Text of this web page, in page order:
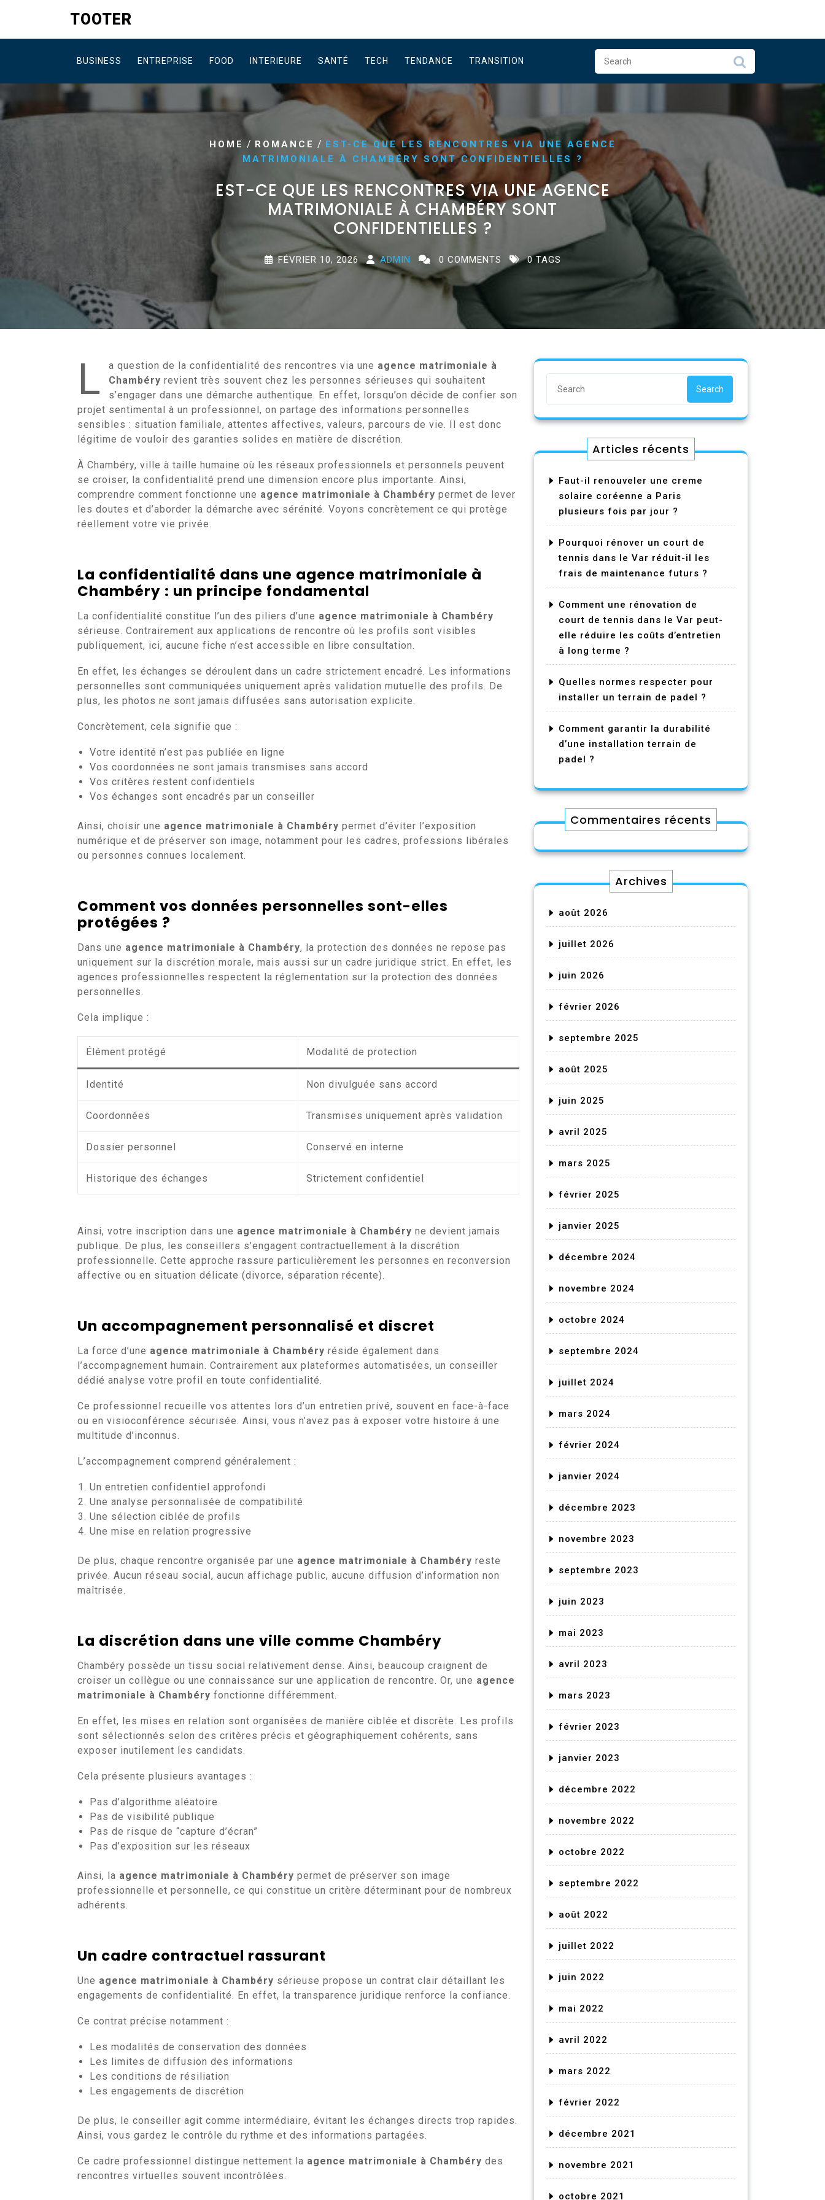
content
TOOTER
BUSINESS ENTREPRISE FOOD INTERIEURE SANTÉ TECH TENDANCE TRANSITION
HOME / ROMANCE / EST-CE QUE LES RENCONTRES VIA UNE AGENCE
MATRIMONIALE À CHAMBÉRY SONT CONFIDENTIELLES ?
EST-CE QUE LES RENCONTRES VIA UNE AGENCE
MATRIMONIALE À CHAMBÉRY SONT
CONFIDENTIELLES ?
FÉVRIER 10, 2026 ADMIN 0 COMMENTS 0 TAGS
L a question de la confidentialité des rencontres via une agence matrimoniale à
Chambéry revient très souvent chez les personnes sérieuses qui souhaitent
s’engager dans une démarche authentique. En effet, lorsqu’on décide de confier son
projet sentimental à un professionnel, on partage des informations personnelles
sensibles : situation familiale, attentes affectives, valeurs, parcours de vie. Il est donc
légitime de vouloir des garanties solides en matière de discrétion.
À Chambéry, ville à taille humaine où les réseaux professionnels et personnels peuvent
se croiser, la confidentialité prend une dimension encore plus importante. Ainsi,
comprendre comment fonctionne une agence matrimoniale à Chambéry permet de lever
les doutes et d’aborder la démarche avec sérénité. Voyons concrètement ce qui protège
réellement votre vie privée.
La confidentialité dans une agence matrimoniale à
Chambéry : un principe fondamental
La confidentialité constitue l’un des piliers d’une agence matrimoniale à Chambéry
sérieuse. Contrairement aux applications de rencontre où les profils sont visibles
publiquement, ici, aucune fiche n’est accessible en libre consultation.
En effet, les échanges se déroulent dans un cadre strictement encadré. Les informations
personnelles sont communiquées uniquement après validation mutuelle des profils. De
plus, les photos ne sont jamais diffusées sans autorisation explicite.
Concrètement, cela signifie que :
Votre identité n’est pas publiée en ligne
Vos coordonnées ne sont jamais transmises sans accord
Vos critères restent confidentiels
Vos échanges sont encadrés par un conseiller
Ainsi, choisir une agence matrimoniale à Chambéry permet d’éviter l’exposition
numérique et de préserver son image, notamment pour les cadres, professions libérales
ou personnes connues localement.
Comment vos données personnelles sont-elles
protégées ?
Dans une agence matrimoniale à Chambéry, la protection des données ne repose pas
uniquement sur la discrétion morale, mais aussi sur un cadre juridique strict. En effet, les
agences professionnelles respectent la réglementation sur la protection des données
personnelles.
Cela implique :
Élément protégé Modalité de protection
Identité Non divulguée sans accord
Coordonnées Transmises uniquement après validation
Dossier personnel Conservé en interne
Historique des échanges Strictement confidentiel
Ainsi, votre inscription dans une agence matrimoniale à Chambéry ne devient jamais
publique. De plus, les conseillers s’engagent contractuellement à la discrétion
professionnelle. Cette approche rassure particulièrement les personnes en reconversion
affective ou en situation délicate (divorce, séparation récente).
Un accompagnement personnalisé et discret
La force d’une agence matrimoniale à Chambéry réside également dans
l’accompagnement humain. Contrairement aux plateformes automatisées, un conseiller
dédié analyse votre profil en toute confidentialité.
Ce professionnel recueille vos attentes lors d’un entretien privé, souvent en face-à-face
ou en visioconférence sécurisée. Ainsi, vous n’avez pas à exposer votre histoire à une
multitude d’inconnus.
L’accompagnement comprend généralement :
Un entretien confidentiel approfondi
Une analyse personnalisée de compatibilité
Une sélection ciblée de profils
Une mise en relation progressive
De plus, chaque rencontre organisée par une agence matrimoniale à Chambéry reste
privée. Aucun réseau social, aucun affichage public, aucune diffusion d’information non
maîtrisée.
La discrétion dans une ville comme Chambéry
Chambéry possède un tissu social relativement dense. Ainsi, beaucoup craignent de
croiser un collègue ou une connaissance sur une application de rencontre. Or, une agence
matrimoniale à Chambéry fonctionne différemment.
En effet, les mises en relation sont organisées de manière ciblée et discrète. Les profils
sont sélectionnés selon des critères précis et géographiquement cohérents, sans
exposer inutilement les candidats.
Cela présente plusieurs avantages :
Pas d’algorithme aléatoire
Pas de visibilité publique
Pas de risque de “capture d’écran”
Pas d’exposition sur les réseaux
Ainsi, la agence matrimoniale à Chambéry permet de préserver son image
professionnelle et personnelle, ce qui constitue un critère déterminant pour de nombreux
adhérents.
Un cadre contractuel rassurant
Une agence matrimoniale à Chambéry sérieuse propose un contrat clair détaillant les
engagements de confidentialité. En effet, la transparence juridique renforce la confiance.
Ce contrat précise notamment :
Les modalités de conservation des données
Les limites de diffusion des informations
Les conditions de résiliation
Les engagements de discrétion
De plus, le conseiller agit comme intermédiaire, évitant les échanges directs trop rapides.
Ainsi, vous gardez le contrôle du rythme et des informations partagées.
Ce cadre professionnel distingue nettement la agence matrimoniale à Chambéry des
rencontres virtuelles souvent incontrôlées.
Search
Articles récents
Faut-il renouveler une creme
solaire coréenne a Paris
plusieurs fois par jour ?
Pourquoi rénover un court de
tennis dans le Var réduit-il les
frais de maintenance futurs ?
Comment une rénovation de
court de tennis dans le Var peut-
elle réduire les coûts d’entretien
à long terme ?
Quelles normes respecter pour
installer un terrain de padel ?
Comment garantir la durabilité
d’une installation terrain de
padel ?
Commentaires récents
Archives
août 2026
juillet 2026
juin 2026
février 2026
septembre 2025
août 2025
juin 2025
avril 2025
mars 2025
février 2025
janvier 2025
décembre 2024
novembre 2024
octobre 2024
septembre 2024
juillet 2024
mars 2024
février 2024
janvier 2024
décembre 2023
novembre 2023
septembre 2023
juin 2023
mai 2023
avril 2023
mars 2023
février 2023
janvier 2023
décembre 2022
novembre 2022
octobre 2022
septembre 2022
août 2022
juillet 2022
juin 2022
mai 2022
avril 2022
mars 2022
février 2022
décembre 2021
novembre 2021
octobre 2021